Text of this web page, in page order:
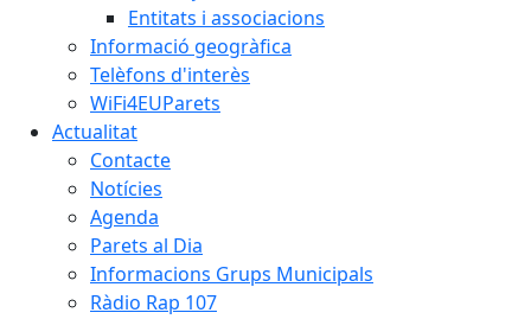
Entitats i associacions
Informació geogràfica
Telèfons d'interès
WiFi4EUParets
Actualitat
Contacte
Notícies
Agenda
Parets al Dia
Informacions Grups Municipals
Ràdio Rap 107